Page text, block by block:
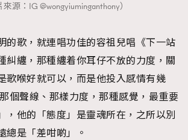
來源：IG @wongyiuminganthony）
的歌，就連唱功佳的容祖兒唱《下一站
糾纏，那種纏着你耳仔不放的力度，關
歌喉好就可以，而是他投入感情有幾
個聲線、那樣力度，那種感覺，最重要
，他的「態度」是靈魂所在，之所以別
總是「差咁啲」。